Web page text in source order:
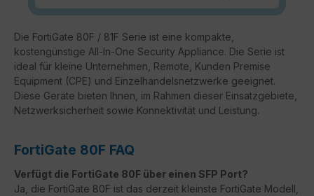
Die FortiGate 80F / 81F Serie ist eine kompakte,
kostengünstige All-In-One Security Appliance. Die Serie ist
ideal für kleine Unternehmen, Remote, Kunden Premise
Equipment (CPE) und Einzelhandelsnetzwerke geeignet.
Diese Geräte bieten Ihnen, im Rahmen dieser Einsatzgebiete,
Netzwerksicherheit sowie Konnektivität und Leistung.
FortiGate 80F FAQ
Verfügt die FortiGate 80F über einen SFP Port?
Ja, die FortiGate 80F ist das derzeit kleinste FortiGate Modell,